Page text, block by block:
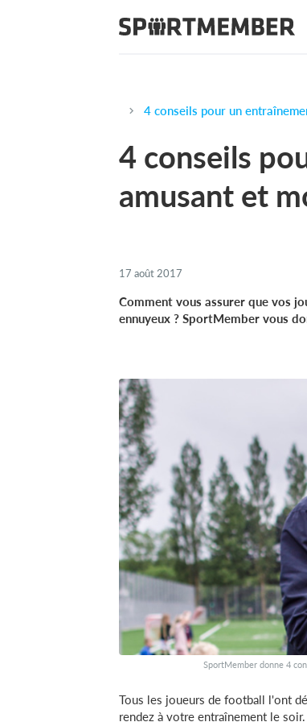
4 conseils pour un
4 conseils
amusant et
17 août 2017
Comment vous assurer que vos
ennuyeux ? SportMember vous
SportMember donne 4
Tous les joueurs de football l'ont
rendez à votre entraînement le